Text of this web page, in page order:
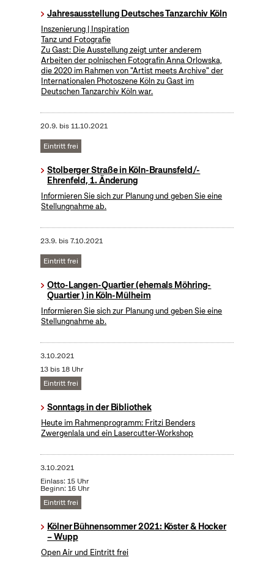
Jahresausstellung Deutsches Tanzarchiv Köln
Inszenierung | Inspiration
Tanz und Fotografie
Zu Gast: Die Ausstellung zeigt unter anderem
Arbeiten der polnischen Fotografin Anna Orlowska,
die 2020 im Rahmen von "Artist meets Archive" der
Internationalen Photoszene Köln zu Gast im
Deutschen Tanzarchiv Köln war.
20.9. bis11.10.2021
Eintritt frei
Stolberger Straße in Köln-Braunsfeld/-
Ehrenfeld, 1. Änderung
Informieren Sie sich zur Planung und geben Sie eine
Stellungnahme ab.
23.9. bis7.10.2021
Eintritt frei
Otto-Langen-Quartier (ehemals Möhring-
Quartier ) in Köln-Mülheim
Informieren Sie sich zur Planung und geben Sie eine
Stellungnahme ab.
3.10.2021
13 bis 18 Uhr
Eintritt frei
Sonntags in der Bibliothek
Heute im Rahmenprogramm: Fritzi Benders
Zwergenlala und ein Lasercutter-Workshop
3.10.2021
Einlass: 15 Uhr
Beginn: 16 Uhr
Eintritt frei
Kölner Bühnensommer 2021: Köster & Hocker
– Wupp
Open Air und Eintritt frei